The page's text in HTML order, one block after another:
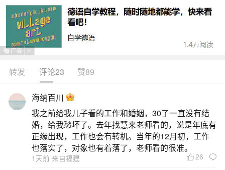
生活中像怎么看自己的大学体检结果？都是很
常见的问题，但是小问题不注意可能会引起大麻
烦，下面就这个问题给大家做一些解读：
1、怎么看大学的体检报告
看大学的体检报告可参考以下方法：一、体检
转发 评论23 赞89
海纳百川
我之前给我儿子看的工作和婚姻，30了一直没有结
婚，给我愁坏了。去年找慧来老师看的，说是年底有
正缘出现，工作也会有转机。当年的12月初，工作
也落实了，对象也有着落了，老师看的很准。
1天前 来自福建 26